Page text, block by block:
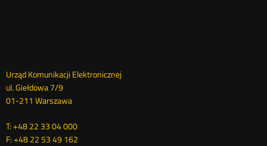
Dane
kontaktowe
Urząd Komunikacji Elektronicznej
ul. Giełdowa 7/9
01-211 Warszawa
T: +48 22 33 04 000
F: +48 22 53 49 162